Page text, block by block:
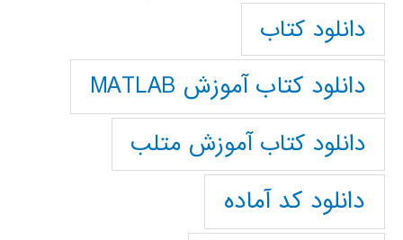
دانلود کتاب
دانلود کتاب آموزش MATLAB
دانلود کتاب آموزش متلب
دانلود کد آماده